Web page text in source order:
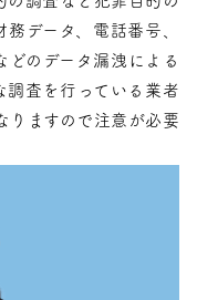
データ、電話番号、
どのデータ漏洩による
調査を行っている業者
りますので注意が必要